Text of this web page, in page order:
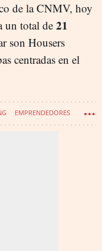
de la CNMV, hoy
un total de 21
son Housers
centradas en el
EMPRENDEDORES